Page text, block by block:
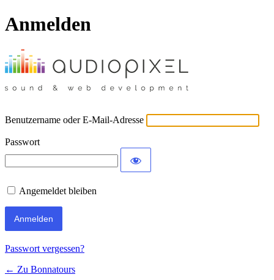
Anmelden
Benutzername oder E-Mail-Adresse
Passwort
Angemeldet bleiben
Passwort vergessen?
← Zu Bonnatours